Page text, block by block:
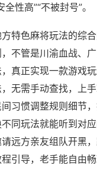
性高”“不被封号”。
特色麻将玩法的综
不管是川渝血战、
真正实现一款游戏
无需手动查找，上
习惯调整规则细节
同玩法就能听到对
远方亲友组队开黑
引导，老手能自由